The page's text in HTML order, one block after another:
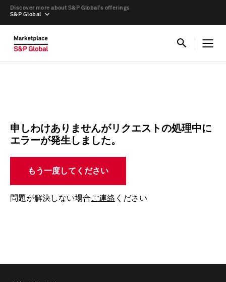
S&P Global
Discover more about S&P Global’s offerings
申しわけありませんがリクエストの処理中に
エラーが発生しました。
もう一度してください
問題が解決しない場合ご連絡 ください